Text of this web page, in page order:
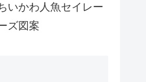
いかわ人魚セイレー
ズ図案